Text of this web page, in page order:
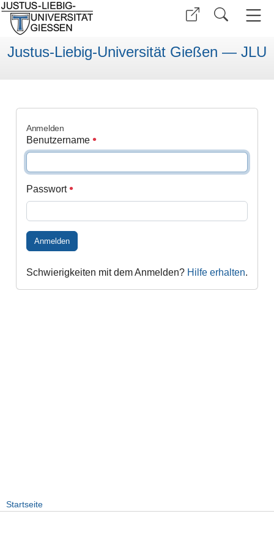
Justus-Liebig-Universität Gießen — JLU
Anmelden
Benutzername
Passwort
Anmelden
Schwierigkeiten mit dem Anmelden? Hilfe erhalten.
Startseite